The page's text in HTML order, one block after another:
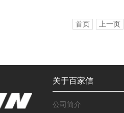
首页 上一页
关于百家信
公司简介